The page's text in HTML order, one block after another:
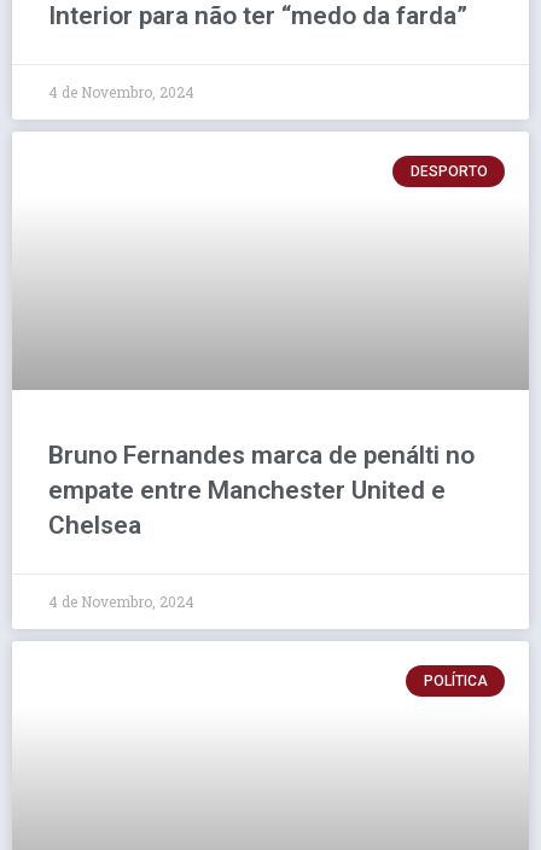
Interior para não ter “medo da farda”
4 de Novembro, 2024
DESPORTO
Bruno Fernandes marca de penálti no
empate entre Manchester United e
Chelsea
4 de Novembro, 2024
POLÍTICA